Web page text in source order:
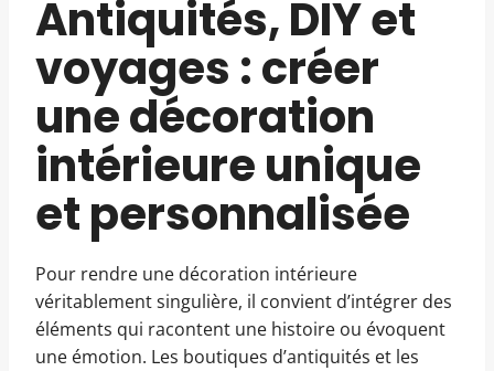
Antiquités, DIY et
voyages : créer
une décoration
intérieure unique
et personnalisée
Pour rendre une décoration intérieure
véritablement singulière, il convient d’intégrer des
éléments qui racontent une histoire ou évoquent
une émotion. Les boutiques d’antiquités et les